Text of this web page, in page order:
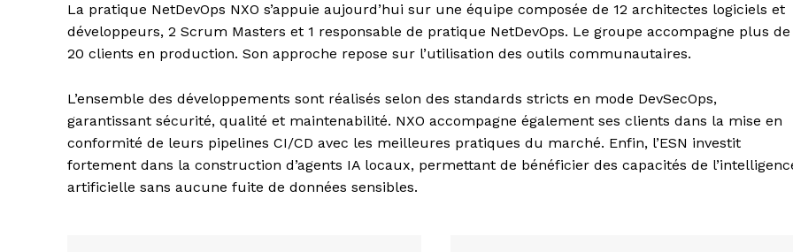
La pratique NetDevOps NXO s’appuie aujourd’hui sur une équipe composée de 12 architectes logiciels et
développeurs, 2 Scrum Masters et 1 responsable de pratique NetDevOps. Le groupe accompagne plus de
20 clients en production. Son approche repose sur l’utilisation des outils communautaires.
L’ensemble des développements sont réalisés selon des standards stricts en mode DevSecOps,
garantissant sécurité, qualité et maintenabilité. NXO accompagne également ses clients dans la mise en
conformité de leurs pipelines CI/CD avec les meilleures pratiques du marché. Enfin, l’ESN investit
fortement dans la construction d’agents IA locaux, permettant de bénéficier des capacités de
artificielle sans aucune fuite de données sensibles.